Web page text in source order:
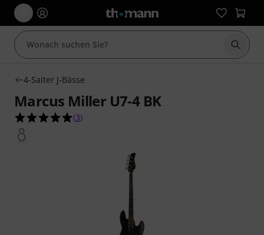
Suche
4-Saiter J-Bässe
Marcus Miller U7-4 BK
5.0 von 5 Sternen aus 3 Kundenbewertungen
(3)